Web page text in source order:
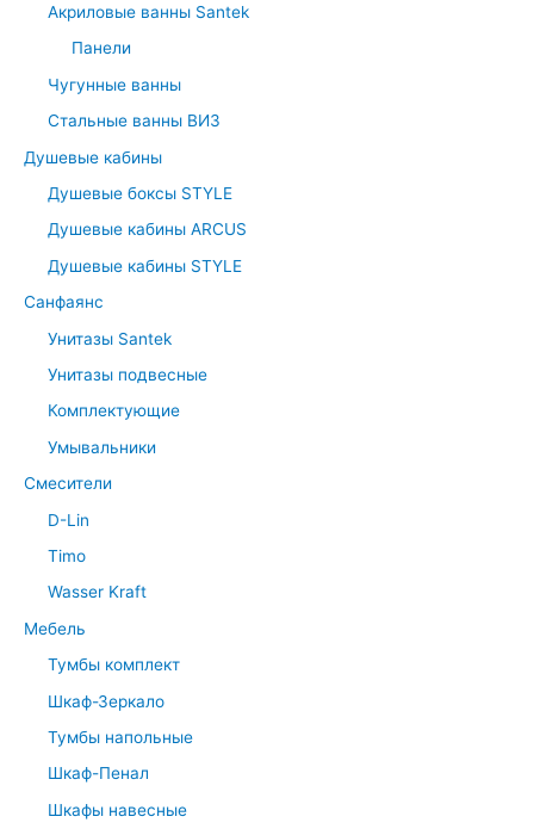
Акриловые ванны Santek
Панели
Чугунные ванны
Стальные ванны ВИЗ
Душевые кабины
Душевые боксы STYLE
Душевые кабины ARCUS
Душевые кабины STYLE
Санфаянс
Унитазы Santek
Унитазы подвесные
Комплектующие
Умывальники
Смесители
D-Lin
Timo
Wasser Kraft
Мебель
Тумбы комплект
Шкаф-Зеркало
Тумбы напольные
Шкаф-Пенал
Шкафы навесные